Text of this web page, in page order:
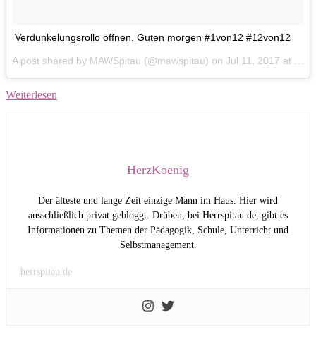
Verdunkelungsrollo öffnen. Guten morgen #1von12 #12von12
A post shared by MAWSpitau (@mawspitau) on Jul 11, 2017 at 11:10pm PDT
Weiterlesen
HerzKoenig
Der älteste und lange Zeit einzige Mann im Haus. Hier wird
ausschließlich privat gebloggt. Drüben, bei Herrspitau.de, gibt es
Informationen zu Themen der Pädagogik, Schule, Unterricht und
Selbstmanagement.
herrspitau.de